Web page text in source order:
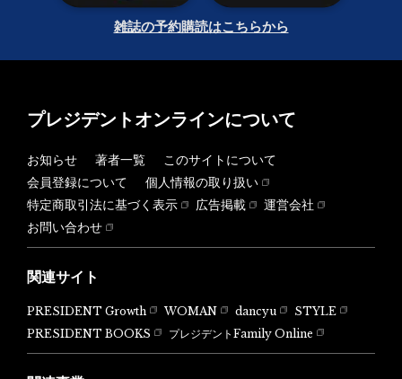
雑誌の予約購読はこちらから
プレジデントオンラインについて
お知らせ 著者一覧
このサイトについて
会員登録について
個人情報の取り扱い
特定商取引法に基づく表示
広告掲載
運営会社
お問い合わせ
関連サイト
PRESIDENT Growth WOMAN dancyu
STYLE
PRESIDENT BOOKS
プレジデントFamily Online